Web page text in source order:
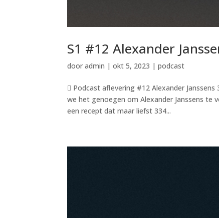
S1 #12 Alexander
dooradmin |okt 5, 2023 |podcast
 Podcast aflevering #12 Alexander
we het genoegen om Alexander Janssens te
een recept dat maar liefst 334...